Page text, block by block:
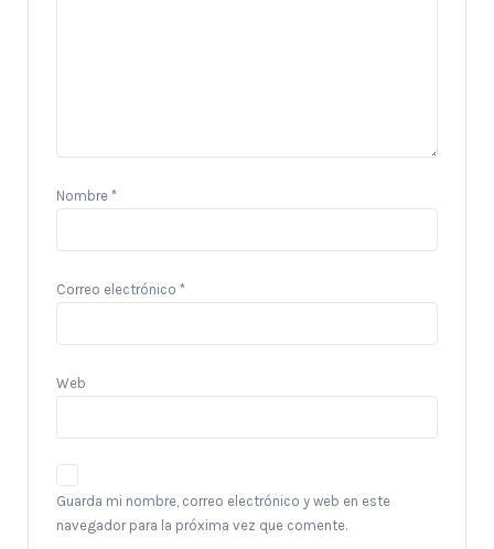
Nombre *
Correo electrónico *
Web
Guarda mi nombre, correo electrónico y web en este
navegador para la próxima vez que comente.